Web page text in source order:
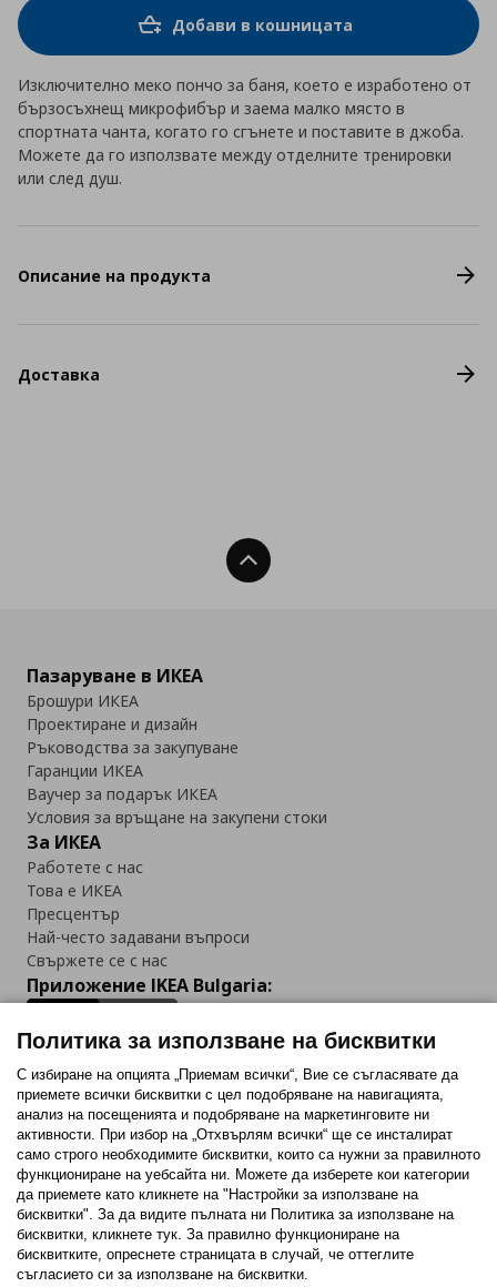
Добави в кошницата
Изключително меко пончо за баня, което е изработено от
бързосъхнещ микрофибър и заема малко място в
спортната чанта, когато го сгънете и поставите в джоба.
Можете да го използвате между отделните тренировки
или след душ.
Описание на продукта
Доставка
Нагоре
Пазаруване в ИКЕА
Брошури ИКЕА
Проектиране и дизайн
Ръководства за закупуване
Гаранции ИКЕА
Ваучер за подарък ИКЕА
Условия за връщане на закупени стоки
За ИКЕА
Работете с нас
Това е ИКЕА
Пресцентър
Най-често задавани въпроси
Свържете се с нас
Приложение IKEA Bulgaria:
Последвайте ни:
FacebookTwitterYoutubePinterestInstagram
Политика за използване на бисквитки (Cookies)
Политика за използване на бисквитки
С избиране на опцията „Приемам всички“, Вие се съгласявате да
приемете всички бисквитки с цел подобряване на навигацията,
анализ на посещенията и подобряване на маркетинговите ни
активности. При избор на „Отхвърлям всички“ ще се инсталират
само строго необходимитe бисквитки, които са нужни за правилното
функциониране на уебсайта ни. Можете да изберете кои категории
да приемете като кликнете на "Настройки за използване на
бисквитки". За да видите пълната ни Политика за използване на
бисквитки, кликнете тук. За правилно функциониране на
бисквитките, опреснете страницата в случай, че оттеглите
съгласието си за използване на бисквитки.